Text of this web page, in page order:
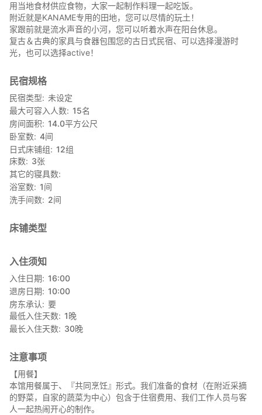
用当地食材供应食物，大家一起制作料理一起吃饭。
附近就是KANAME专用的田地，您可以尽情的玩土！
家跟前就是流水声音的小河，您可以听着水声在阳台休息。
复古＆古典的家具与食器包围您的古日式民宿、可以选择漫游时
光，也可以选择active！
民宿规格
民宿类型
未设定
最大可容入人数 15名
房间面积
14.0平方公尺
卧室数 4间
日式床铺组
12组
床数
3张
其它的寝具数
浴室数 1间
洗手间数
2间
床铺类型
入住须知
入住日期
16:00
退房日期
10:00
房东承认
要
最低入住天数 1晚
最长入住天数
30晚
注意事项
【用餐】
本馆用餐属于、『共同烹饪』形式。我们准备的食材（在附近采摘
的野菜，自家的蔬菜为中心）包含于住宿费用、我们工作人员与客
人一起热闹开心的制作。